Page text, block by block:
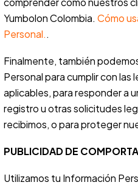
Yumbolon Colombia. Cómo
Personal..
Finalmente, también
Personal para cumplir con las
aplicables, para responder a
registro u otras solicitudes
recibimos, o para proteger
PUBLICIDAD DE
Utilizamos tu Información